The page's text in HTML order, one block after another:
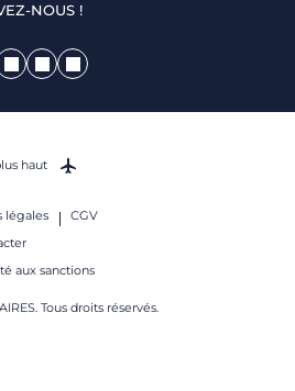
NOUS !
légales
CGV
aux sanctions
Tous droits réservés.
haut